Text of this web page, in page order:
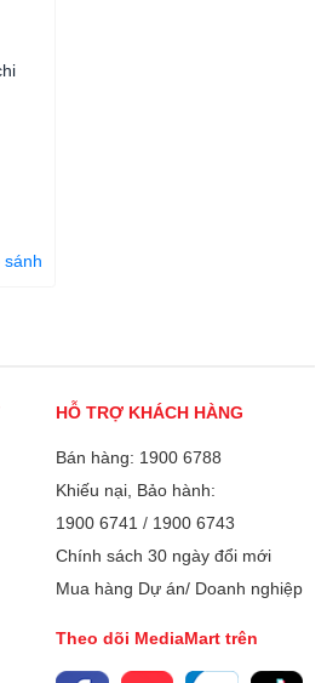
sánh
HỖ TRỢ KHÁCH HÀNG
Bán hàng: 1900 6788
Khiếu nại, Bảo hành:
1900 6741 / 1900 6743
Chính sách 30 ngày đổi mới
Mua hàng Dự án/ Doanh nghiệp
Theo dõi MediaMart trên